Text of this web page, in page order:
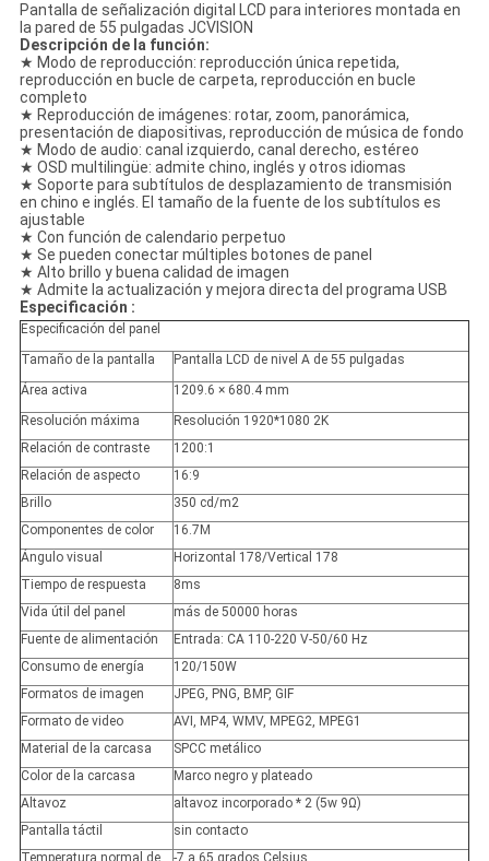
Pantalla de señalización digital LCD para interiores montada en
la pared de 55 pulgadas JCVISION
Descripción de la función:
★ Modo de reproducción: reproducción única repetida,
reproducción en bucle de carpeta, reproducción en bucle
completo
★ Reproducción de imágenes: rotar, zoom, panorámica,
presentación de diapositivas, reproducción de música de fondo
★ Modo de audio: canal izquierdo, canal derecho, estéreo
★ OSD multilingüe: admite chino, inglés y otros idiomas
★ Soporte para subtítulos de desplazamiento de transmisión
en chino e inglés. El tamaño de la fuente de los subtítulos es
ajustable
★ Con función de calendario perpetuo
★ Se pueden conectar múltiples botones de panel
★ Alto brillo y buena calidad de imagen
★ Admite la actualización y mejora directa del programa USB
Especificación :
Especificación del panel
Tamaño de la pantalla
Pantalla LCD de nivel A de 55 pulgadas
Área activa
1209.6 × 680.4 mm
Resolución máxima
Resolución 1920*1080 2K
Relación de contraste
1200:1
Relación de aspecto
16:9
Brillo
350 cd/m2
Componentes de color
16.7M
Ángulo visual
Horizontal 178/Vertical 178
Tiempo de respuesta
8ms
Vida útil del panel
más de 50000 horas
Fuente de alimentación
Entrada: CA 110-220 V-50/60 Hz
Consumo de energía
120/150W
Formatos de imagen
JPEG, PNG, BMP, GIF
Formato de video
AVI, MP4, WMV, MPEG2, MPEG1
Material de la carcasa
SPCC metálico
Color de la carcasa
Marco negro y plateado
Altavoz
altavoz incorporado * 2 (5w 9Ω)
Pantalla táctil
sin contacto